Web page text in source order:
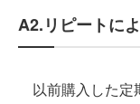
A2.リピートに
以前購入した定